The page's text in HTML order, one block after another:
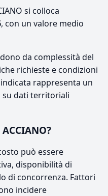
si colloca
, con un valore medio
da complessità del
richieste e condizioni
rappresenta un
dati territoriali
può essere
disponibilità di
di concorrenza. Fattori
incidere